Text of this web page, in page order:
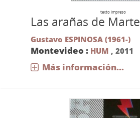
texto impreso
Las arañas de Marte
Gustavo ESPINOSA (1961-)
Montevideo : HUM , 2011
Más información...